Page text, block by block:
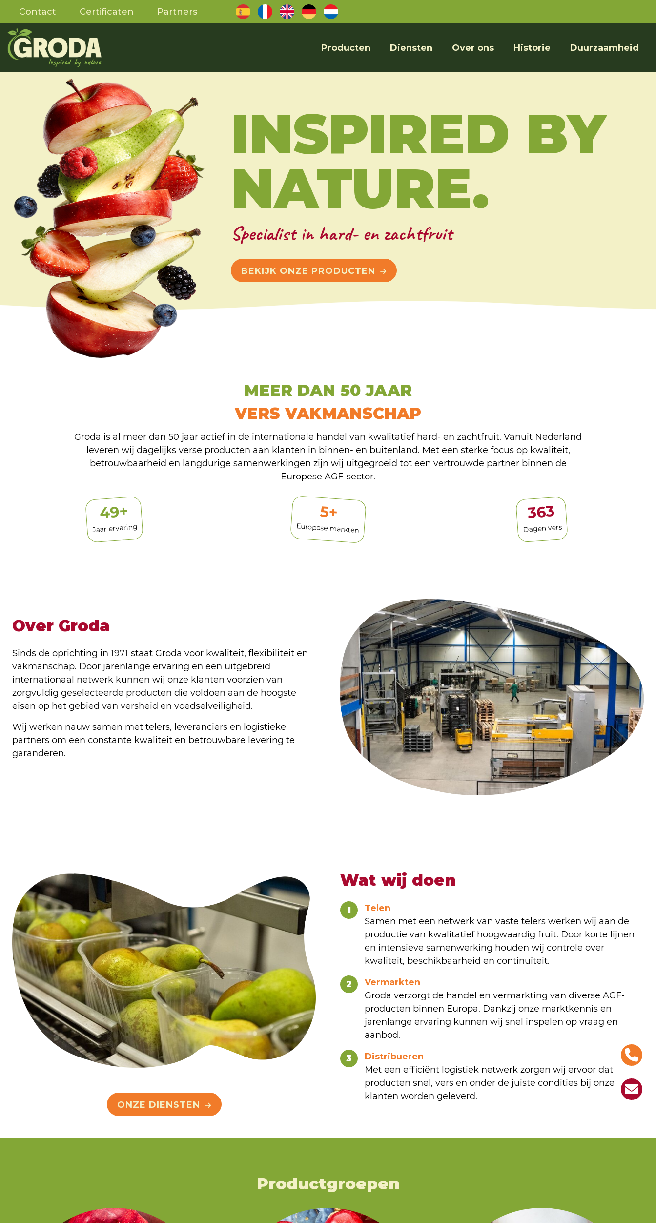
Contact Certificaten Partners
Producten Diensten Over ons Historie Duurzaamheid
INSPIRED BY
NATURE.
Specialist in hard- en zachtfruit
BEKIJK ONZE PRODUCTEN
MEER DAN 50 JAAR
VERS VAKMANSCHAP
Groda is al meer dan 50 jaar actief in de internationale handel van kwalitatief hard- en zachtfruit. Vanuit Nederland
leveren wij dagelijks verse producten aan klanten in binnen- en buitenland. Met een sterke focus op kwaliteit,
betrouwbaarheid en langdurige samenwerkingen zijn wij uitgegroeid tot een vertrouwde partner binnen de
Europese AGF-sector.
50+
Jaar ervaring
6+
Europese markten
365
Dagen vers
Over Groda
Sinds de oprichting in 1971 staat Groda voor kwaliteit, flexibiliteit en
vakmanschap. Door jarenlange ervaring en een uitgebreid
internationaal netwerk kunnen wij onze klanten voorzien van
zorgvuldig geselecteerde producten die voldoen aan de hoogste
eisen op het gebied van versheid en voedselveiligheid.
Wij werken nauw samen met telers, leveranciers en logistieke
partners om een constante kwaliteit en betrouwbare levering te
garanderen.
ONZE DIENSTEN
Wat wij doen
1
Telen
Samen met een netwerk van vaste telers werken wij aan de
productie van kwalitatief hoogwaardig fruit. Door korte lijnen
en intensieve samenwerking houden wij controle over
kwaliteit, beschikbaarheid en continuïteit.
2
Vermarkten
Groda verzorgt de handel en vermarkting van diverse AGF-
producten binnen Europa. Dankzij onze marktkennis en
jarenlange ervaring kunnen wij snel inspelen op vraag en
aanbod.
3
Distribueren
Met een efficiënt logistiek netwerk zorgen wij ervoor dat
producten snel, vers en onder de juiste condities bij onze
klanten worden geleverd.
Productgroepen